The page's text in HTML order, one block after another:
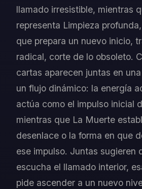
llamado irresistible, mientras
representa Limpieza
que prepara un nuevo inicio,
radical, corte de lo obsoleto.
cartas aparecen juntas en
un flujo dinámico: la energía
actúa como el impulso inicial
mientras que La Muerte
desenlace o la forma en que
ese impulso. Juntas sugieren
escucha el llamado interior,
pide ascender a un nuevo